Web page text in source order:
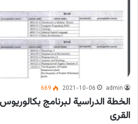
admin
2021-10-06
669
الخطة الدراسية لبرنامج
القرى